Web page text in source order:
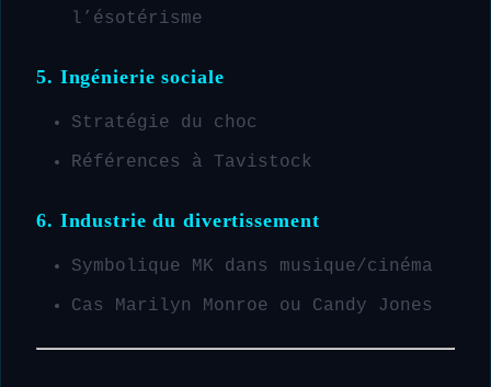
l’ésotérisme
5. Ingénierie sociale
Stratégie du choc
Références à Tavistock
6. Industrie du divertissement
Symbolique MK dans musique/cinéma
Cas Marilyn Monroe ou Candy Jones